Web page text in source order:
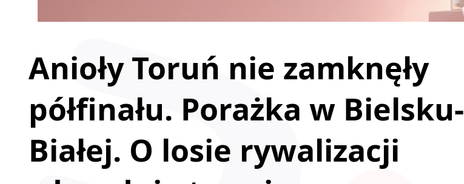
Anioły Toruń nie zamknęły
półfinału. Porażka w Bielsku-
Białej. O losie rywalizacji